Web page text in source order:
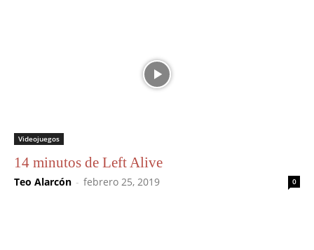
Videojuegos
14 minutos de Left Alive
Teo Alarcón - febrero 25, 2019 0